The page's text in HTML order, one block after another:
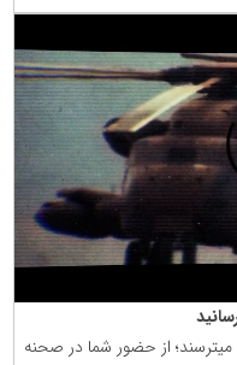
میترسند؛ از حضور شما در صحنه